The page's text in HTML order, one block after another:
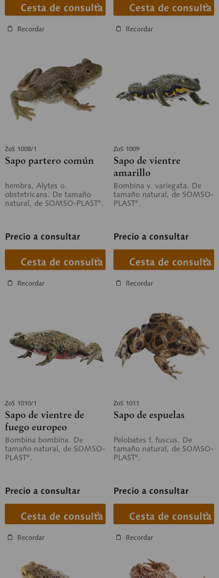
Cesta de consulta
Recordar
Cesta de consulta
Recordar
ZoS 1008/1
Sapo partero común
hembra, Alytes o.
obstetricans. De tamaño
natural, de SOMSO-PLAST®.
Precio a consultar
Cesta de consulta
Recordar
ZoS 1009
Sapo de vientre
amarillo
Bombina v. variegata. De
tamaño natural, de SOMSO-
PLAST®.
Precio a consultar
Cesta de consulta
Recordar
ZoS 1010/1
Sapo de vientre de
fuego europeo
Bombina bombina. De
tamaño natural, de SOMSO-
PLAST®.
Precio a consultar
Cesta de consulta
Recordar
ZoS 1011
Sapo de espuelas
Pelobates f. fuscus. De
tamaño natural, de SOMSO-
PLAST®.
Precio a consultar
Cesta de consulta
Recordar